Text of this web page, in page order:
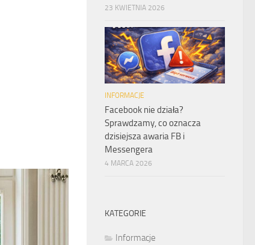
23 KWIETNIA 2026
INFORMACJE
Facebook nie działa?
Sprawdzamy, co oznacza
dzisiejsza awaria FB i
Messengera
4 MARCA 2026
KATEGORIE
Informacje